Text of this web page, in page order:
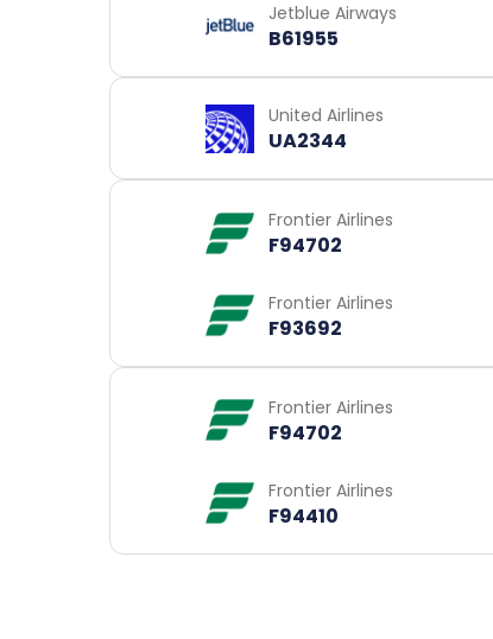
Jetblue Airways
B61955
United Airlines
UA2344
Frontier Airlines
F94702
Frontier Airlines
F93692
Frontier Airlines
F94702
Frontier Airlines
F94410